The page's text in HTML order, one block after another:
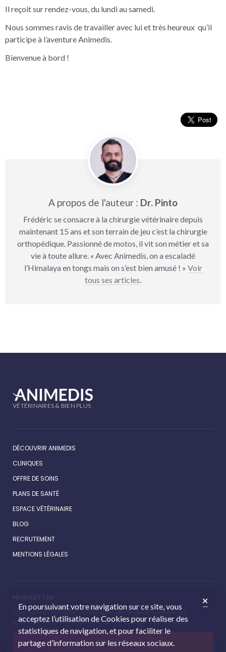
Il reçoit sur rendez-vous, du lundi au samedi.
Nous sommes ravis de travailler avec lui et très heureux qu’il
participe à l’aventure Animedis.
Bienvenue à bord !
A propos de l'auteur : Dr. Pinto
Frédéric se consacre à la chirurgie vétérinaire depuis
maintenant 15 ans et son terrain de jeu c’est la chirurgie
orthopédique. Passionné de motos, il vit son métier et sa
vie à toute allure. « Avec Animedis, on a escaladé
l’Himalaya en tongs mais on s’est bien amusé ! » Voir
tous ses articles.
VÉTÉRINAIRES & BIEN PLUS
DÉCOUVRIR ANIMEDIS
CLINIQUES
OFFRE DE SOINS
PLANS DE SANTÉ
ESPACE VÉTÉRINAIRE
BLOG
RECRUTEMENT
MENTIONS LÉGALES
Pour suivre l’actualité des cliniques Animédis et recevoir les
promotions de notre boutique, inscrivez-vous à la newsletter.
S'INSCRIRE
En poursuivant votre navigation sur ce site, vous
acceptez l’utilisation de Cookies pour réaliser des
statistiques de navigation, et pour faciliter le
partage d’information sur les réseaux sociaux.